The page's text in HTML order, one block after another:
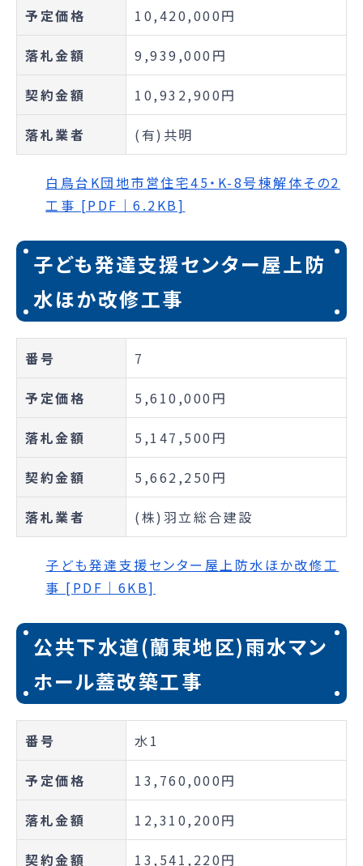
予定価格 10,420,000円
落札金額 9,939,000円
契約金額 10,932,900円
落札業者 (有)共明
白鳥台K団地市営住宅45・K-8号棟解体その2
工事 [PDF｜6.2KB]
子ども発達支援センター屋上防
水ほか改修工事
番号 7
予定価格 5,610,000円
落札金額 5,147,500円
契約金額 5,662,250円
落札業者 (株)羽立総合建設
子ども発達支援センター屋上防水ほか改修工
事 [PDF｜6KB]
公共下水道(蘭東地区)雨水マン
ホール蓋改築工事
番号 水1
予定価格 13,760,000円
落札金額 12,310,200円
契約金額 13,541,220円